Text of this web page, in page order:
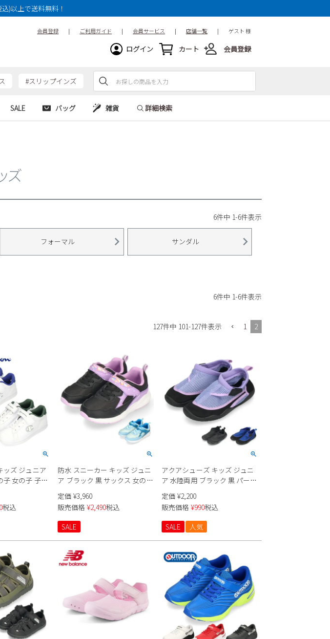
)以上で送料無料！
会員登録 | ご利用ガイド | 会員サービス | 店舗一覧 | ゲスト 様
ログイン カート 会員登録
#スリップインズ
GAP
EDWIN
SALE バッグ 雑貨 詳細検索
ズ
6件中 1-6件表示
フォーマル サンダル
6件中 1-6件表示
127件中 101-127件表示 1 2
ッズ ジュニア
子 女の子 子供
ックテープ セ
champion
税込
防水 スニーカー キッズ ジュニ
ア ブラック 黒 サックス 女の子
雨の日 軽量 4cm防水 運動靴 子
供靴 レインシューズ マジック
テープ 1501WP
定価 ¥3,960
販売価格 ¥2,490税込
SALE
アクアシューズ キッズ ジュニ
ア 水陸両用 ブラック 黒 パープ
ル ブルー 滑らない マリンシュ
ーズ 軽量 通気性 速乾 アウトド
ア Speed Function AQ004
定価 ¥2,200
販売価格 ¥990税込
SALE
人気